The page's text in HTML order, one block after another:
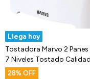
Llega hoy
Tostadora Marvo 2
7 Niveles Tostado Calidad
28